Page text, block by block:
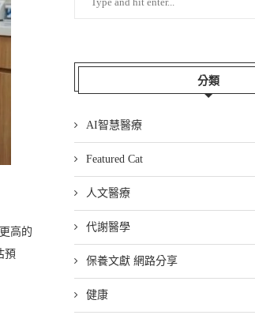
高的
預
分類
AI智慧醫療
Featured Cat
人文醫療
代謝醫學
保養文獻 網路分享
健康